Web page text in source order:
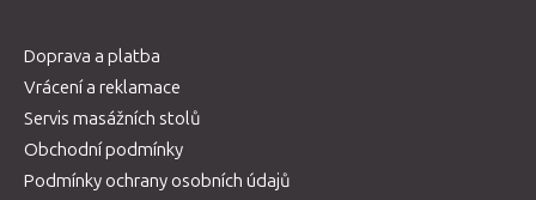
Doprava a platba
Vrácení a reklamace
Servis masážních stolů
Obchodní podmínky
Podmínky ochrany osobních údajů